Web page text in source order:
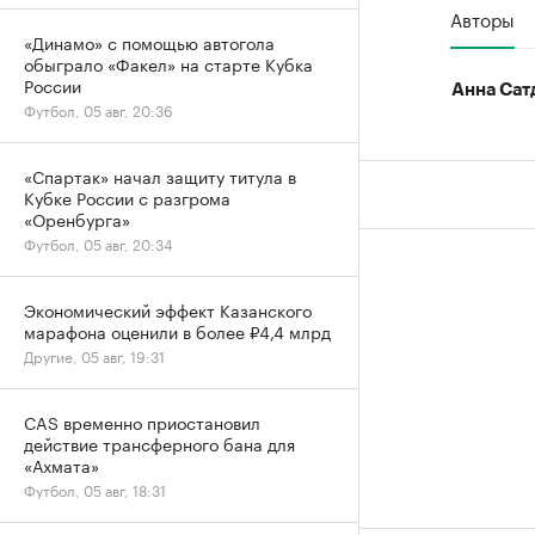
Авторы
Анна
«Динамо» с помощью автогола
обыграло «Факел» на старте Кубка
России
Футбол, 05 авг, 20:36
«Спартак» начал защиту титула в
Кубке России с разгрома
«Оренбурга»
Футбол, 05 авг, 20:34
Экономический эффект Казанского
марафона оценили в более ₽4,4 млрд
Другие, 05 авг, 19:31
CAS временно приостановил
действие трансферного бана для
«Ахмата»
Футбол, 05 авг, 18:31